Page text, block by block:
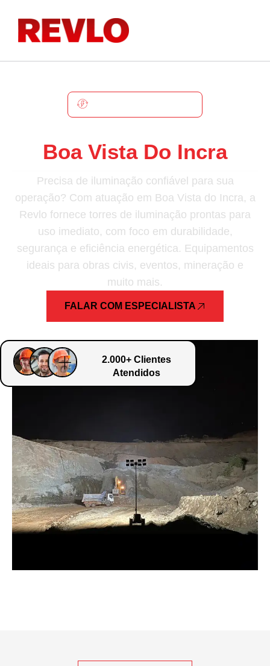
Boa Vista Do Incra
Precisa de iluminação confiável para sua
operação? Com atuação em Boa Vista do Incra, a
Revlo fornece torres de iluminação prontas para
uso imediato, com foco em durabilidade,
segurança e eficiência energética. Equipamentos
ideais para obras civis, eventos, mineração e
muito mais.
FALAR COM ESPECIALISTA
2.000+ Clientes
Atendidos